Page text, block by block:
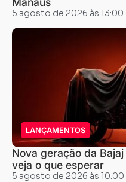
5 agosto de 2026 às 13:00
LANÇAMENTOS
Nova geração da
veja o que esperar
5 agosto de 2026 às 10:00